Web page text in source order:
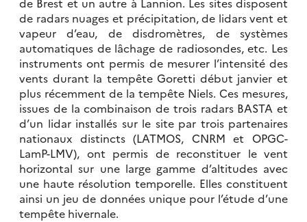
de radars nuages et précipitation, de lidars vent et
vapeur d’eau, de disdromètres, de systèmes
automatiques de lâchage de radiosondes, etc. Les
instruments ont permis de mesurer l’intensité des
vents durant la tempête Goretti début janvier et
plus récemment de la tempête Niels. Ces mesures,
issues de la combinaison de trois radars BASTA et
d’un lidar installés sur le site par trois partenaires
nationaux distincts (LATMOS, CNRM et OPGC-
LamP-LMV), ont permis de reconstituer le vent
horizontal sur une large gamme d’altitudes avec
une haute résolution temporelle. Elles constituent
ainsi un jeu de données unique pour l’étude d’une
tempête hivernale.